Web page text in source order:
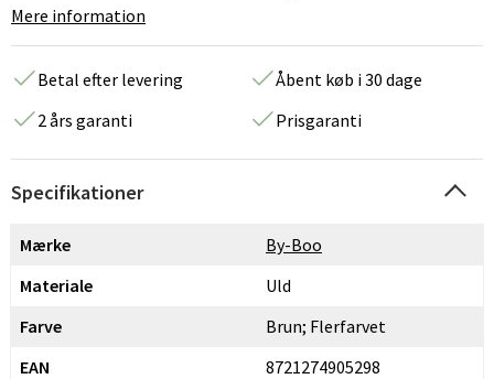
Mere information
Betal efter levering
Åbent køb i 30 dage
2 års garanti
Prisgaranti
Specifikationer
Mærke
By-Boo
Materiale
Uld
Farve
Brun; Flerfarvet
EAN
8721274905298